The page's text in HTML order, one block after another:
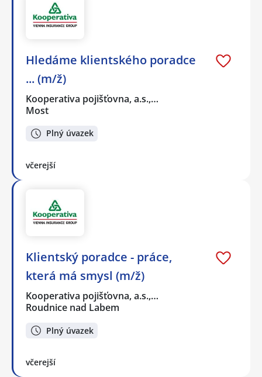
Hledáme klientského poradce
... (m/ž)
Kooperativa pojišťovna, a.s.,…
Most
Plný úvazek
včerejší
Klientský poradce - práce,
která má smysl (m/ž)
Kooperativa pojišťovna, a.s.,…
Roudnice nad Labem
Plný úvazek
včerejší